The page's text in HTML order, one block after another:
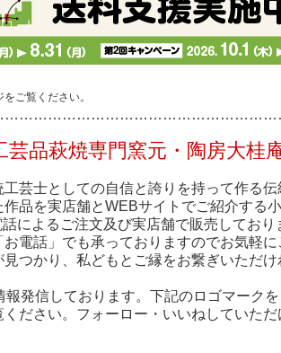
ご覧ください。
芸品萩焼専門窯元・陶房大桂
芸士としての自信と誇りを持って作る
品を実店舗とWEBサイトでご紹介する小
によるご注文及び実店舗で販売してお
電話」でも承っておりますのでお気軽に
つかり、私どもとご縁をお繋ぎいただけ
発信しております。下記のロゴマーク
ください。フォーロー・いいねしていた